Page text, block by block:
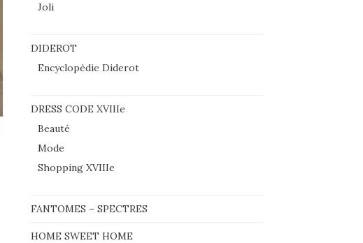
Joli
DIDEROT
Encyclopédie Diderot
DRESS CODE XVIIIe
Beauté
Mode
Shopping XVIIIe
FANTOMES – SPECTRES
HOME SWEET HOME